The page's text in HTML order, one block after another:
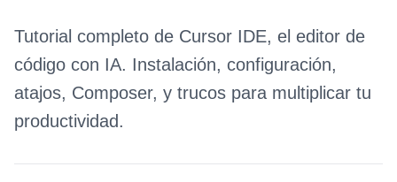
Tutorial completo de Cursor IDE, el editor de
código con IA. Instalación, configuración,
atajos, Composer, y trucos para multiplicar tu
productividad.